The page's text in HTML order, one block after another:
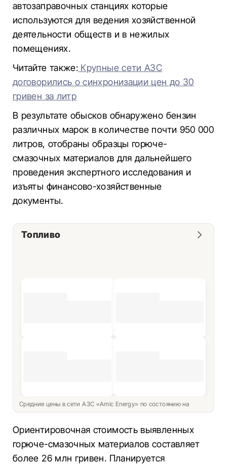
автозаправочных станциях которые
используются для ведения хозяйственной
деятельности обществ и в нежилых
помещениях.
Читайте также: Крупные сети АЗС
договорились о синхронизации цен до 30
гривен за литр
В результате обысков обнаружено бензин
различных марок в количестве почти 950 000
литров, отобраны образцы горюче-
смазочных материалов для дальнейшего
проведения экспертного исследования и
изъяты финансово-хозяйственные
документы.
Топливо
Средние цены в сети АЗС «Amic Energy» по состоянию на
Ориентировочная стоимость выявленных
горюче-смазочных материалов составляет
более 26 млн гривен. Планируется